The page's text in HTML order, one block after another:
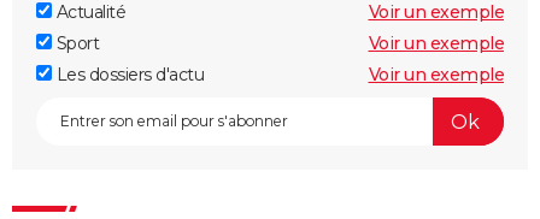
Actualité
Voir un exemple
Sport
Voir un exemple
Les dossiers d'actu
Voir un exemple